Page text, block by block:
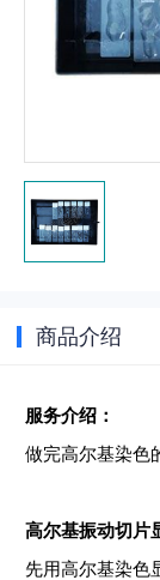
商品介绍
服务介绍：
做完高尔基染色
高尔基振动切片
先用高尔基染色